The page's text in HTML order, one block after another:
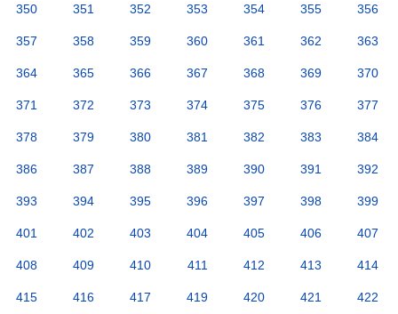
350 351 352 353 354 355 356
357 358 359 360 361 362 363
364 365 366 367 368 369 370
371 372 373 374 375 376 377
378 379 380 381 382 383 384
386 387 388 389 390 391 392
393 394 395 396 397 398 399
401 402 403 404 405 406 407
408 409 410 411 412 413 414
415 416 417 419 420 421 422